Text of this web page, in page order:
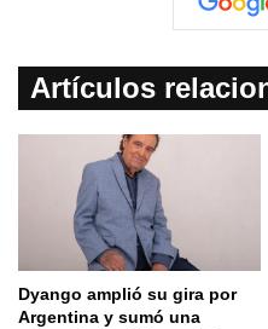
Artículos
Dyango amplió su gira por
Argentina y sumó una